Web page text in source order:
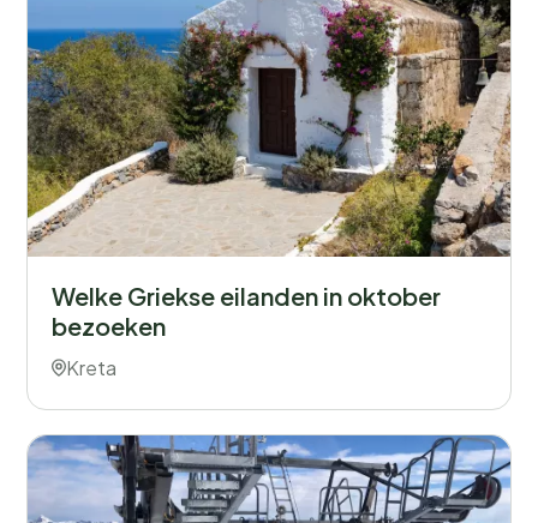
Welke Griekse eilanden in oktober
bezoeken
Kreta